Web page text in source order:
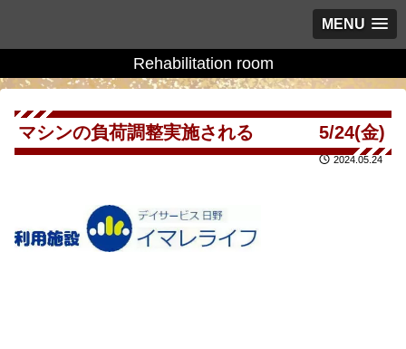
MENU
Rehabilitation room
マシンの負荷調整実施される 5/24(金)
2024.05.24